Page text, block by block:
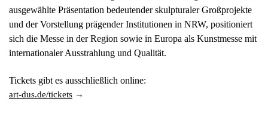
ausgewählte Präsentation bedeutender skulpturaler Großprojekte
und der Vorstellung prägender Institutionen in NRW, positioniert
sich die Messe in der Region sowie in Europa als Kunstmesse mit
internationaler Ausstrahlung und Qualität.
Tickets gibt es ausschließlich online:
art-dus.de/tickets